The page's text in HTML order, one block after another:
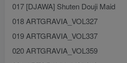
017 [DJAWA] Shuten Douji Maid
018 ARTGRAVIA_VOL327
019 ARTGRAVIA_VOL337
020 ARTGRAVIA_VOL359